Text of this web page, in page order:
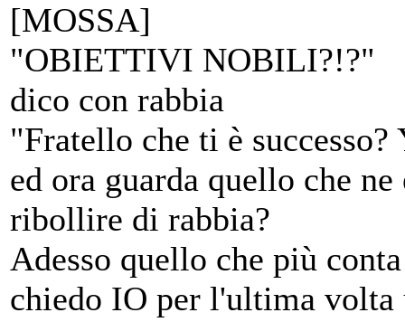
[MOSSA]
"OBIETTIVI NOBILI?!?"
dico con rabbia
"Fratello che ti è
ed ora guarda quello che
ribollire di rabbia?
Adesso quello che più
chiedo IO per l'ultima